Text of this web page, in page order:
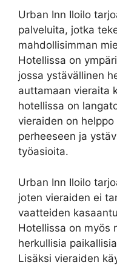
Urban Inn Iloilo
palveluita, jotka
mahdollisimman
Hotellissa on
jossa ystävällinen
auttamaan vieraita
hotellissa on
vieraiden on
perheeseen ja
työasioita.
Urban Inn Iloilo
joten vieraiden ei
vaatteiden
Hotellissa on myös
herkullisia
Lisäksi vieraiden